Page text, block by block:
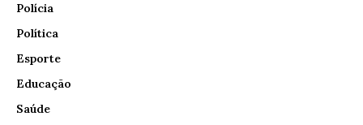
Polícia
Política
Esporte
Educação
Saúde